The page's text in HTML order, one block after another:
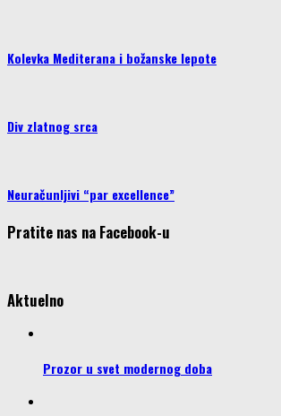
Kolevka Mediterana i božanske lepote
Div zlatnog srca
Neuračunljivi “par excellence”
Pratite nas na Facebook-u
Aktuelno
Prozor u svet modernog doba